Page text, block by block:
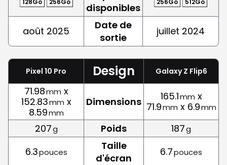
disponibles
août 2025
Date de
sortie
juillet 2024
Pixel 10 Pro Design Galaxy Z Flip6
71.98mm x
152.83mm x
8.59mm
Dimensions 165.1mm x
71.9mm x 6.9mm
207g Poids 187g
6.3pouces
Taille
d'écran
6.7pouces